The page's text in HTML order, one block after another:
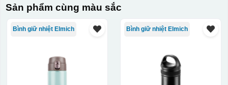
Sản phẩm cùng màu sắc
Bình giữ nhiệt Elmich Bình giữ nhiệt Elmich